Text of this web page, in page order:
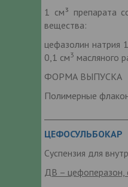
1 см³ препарата
вещества:
цефазолин натрия
0,1 см3 масляного
ФОРМА ВЫПУСКА
Полимерные
ЦЕФОСУЛЬБОКАР
Суспензия для
ДВ – цефоперазон,